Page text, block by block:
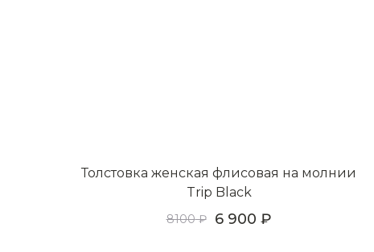
Толстовка женская флисовая на молнии
Trip Black
8100 6 900